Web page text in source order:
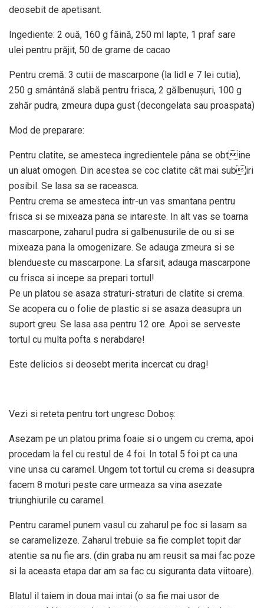
deosebit de apetisant.
Ingediente: 2 ouă, 160 g făină, 250 ml lapte, 1 praf sare
ulei pentru prăjit, 50 de grame de cacao
Pentru cremă: 3 cutii de mascarpone (la lidl e 7 lei cutia),
250 g smântână slabă pentru frisca, 2 gălbenuşuri, 100 g
zahăr pudra, zmeura dupa gust (decongelata sau proaspata)
Mod de preparare:
Pentru clatite, se amesteca ingredientele pâna se obtine
un aluat omogen. Din acestea se coc clatite cât mai subiri
posibil. Se lasa sa se raceasca.
Pentru crema se amesteca intr-un vas smantana pentru
frisca si se mixeaza pana se intareste. In alt vas se toarna
mascarpone, zaharul pudra si galbenusurile de ou si se
mixeaza pana la omogenizare. Se adauga zmeura si se
blendueste cu mascarpone. La sfarsit, adauga mascarpone
cu frisca si incepe sa prepari tortul!
Pe un platou se asaza straturi-straturi de clatite si crema.
Se acopera cu o folie de plastic si se asaza deasupra un
suport greu. Se lasa asa pentru 12 ore. Apoi se serveste
tortul cu multa pofta s nerabdare!
Este delicios si deosebt merita incercat cu drag!
Vezi si reteta pentru tort ungresc Doboș:
Asezam pe un platou prima foaie si o ungem cu crema, apoi
procedam la fel cu restul de 4 foi. In total 5 foi pt ca una
vine unsa cu caramel. Ungem tot tortul cu crema si deasupra
facem 8 moturi peste care urmeaza sa vina asezate
triunghiurile cu caramel.
Pentru caramel punem vasul cu zaharul pe foc si lasam sa
se caramelizeze. Zaharul trebuie sa fie complet topit dar
atentie sa nu fie ars. (din graba nu am reusit sa mai fac poze
si la aceasta etapa dar am sa fac cu siguranta data viitoare).
Blatul il taiem in doua mai intai (o sa fie mai usor de